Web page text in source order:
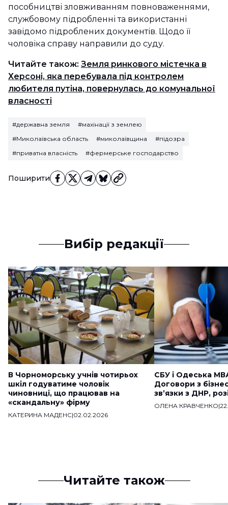
Поширити
пособництві зловживанням повноваженнями,
службовому підробленні та використанні
завідомо підроблених документів. Щодо її
чоловіка справу направили до суду.
Читайте також: Земля ринкового містечка в
Херсоні, яка перебувала під контролем
любителя путіна, повернулась до комунальної
власності
#державна земля
#махінації з землею
#Миколаївська область
#миколаївщина
#підозра
#приватна власність
#фермерське господарство
Вибір редакції
В Чорноморську учнів чотирьох
шкіл годуватиме чоловік
чиновниці, що працював на
«скандальну» фірму
КАТЕРИНА МАДЕНС|02.02.2026
СБУ і Одеська
Договори з
звʼязки з ДНР,
ОЛЕНА КРАВЧЕНКО|
Читайте також